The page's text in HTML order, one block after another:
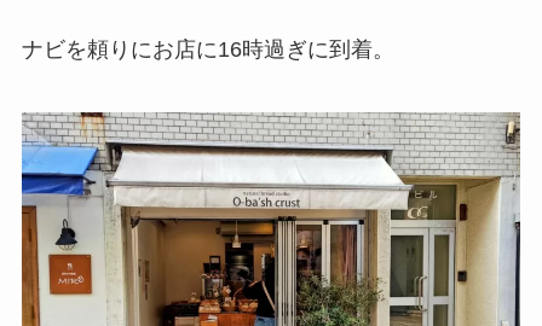
ナビを頼りにお店に16時過ぎに到着。